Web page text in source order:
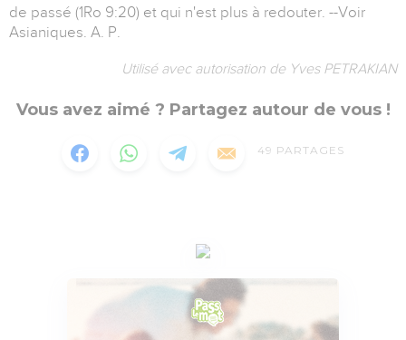
de passé (1Ro 9:20) et qui n'est plus à redouter. --Voir
Asianiques. A. P.
Utilisé avec autorisation de Yves PETRAKIAN
Vous avez aimé ? Partagez autour de vous !
49 PARTAGES